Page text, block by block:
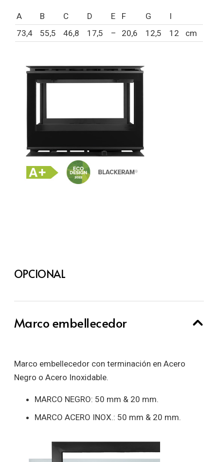
A B C D E F G
I
73,4
55,5 46,8 17,5 – 20,6 12,5 12 cm
OPCIONAL
Marco embellecedor
Marco embellecedor con terminación en Acero
Negro o Acero Inoxidable.
MARCO NEGRO: 50 mm & 20 mm.
MARCO ACERO INOX.: 50 mm & 20 mm.